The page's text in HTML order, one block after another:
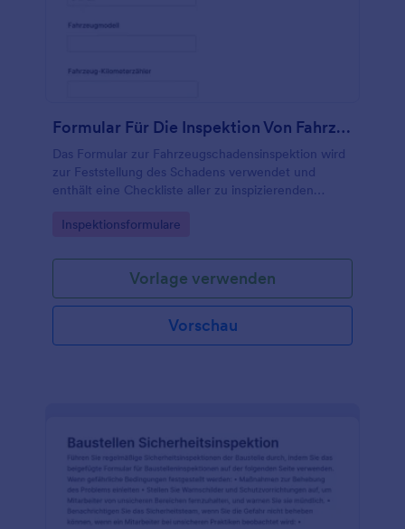
Formular Für Die Inspektion Von Fahrzeugschäden
Das Formular zur Fahrzeugschadensinspektion wird
zur Feststellung des Schadens verwendet und
enthält eine Checkliste aller zu inspizierenden
Go to Category:
Inspektionsformulare
Vorlage verwenden
Vorschau